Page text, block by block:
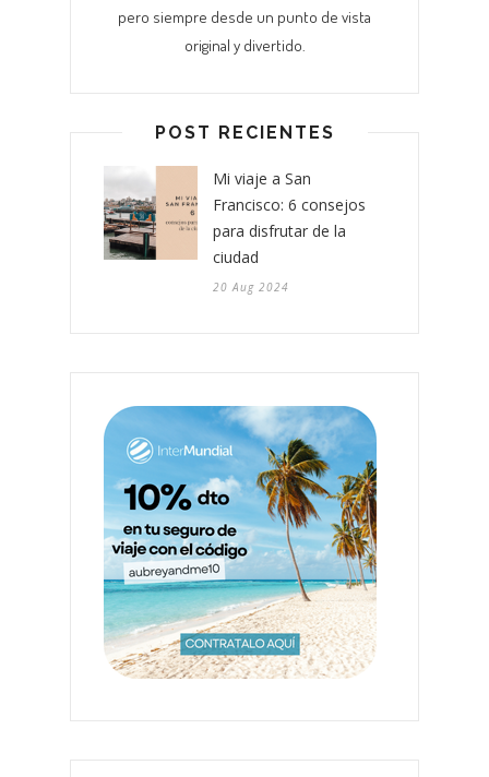
pero siempre desde un punto de vista
original y divertido.
POST RECIENTES
Mi viaje a San
Francisco: 6 consejos
para disfrutar de la
ciudad
20 Aug 2024